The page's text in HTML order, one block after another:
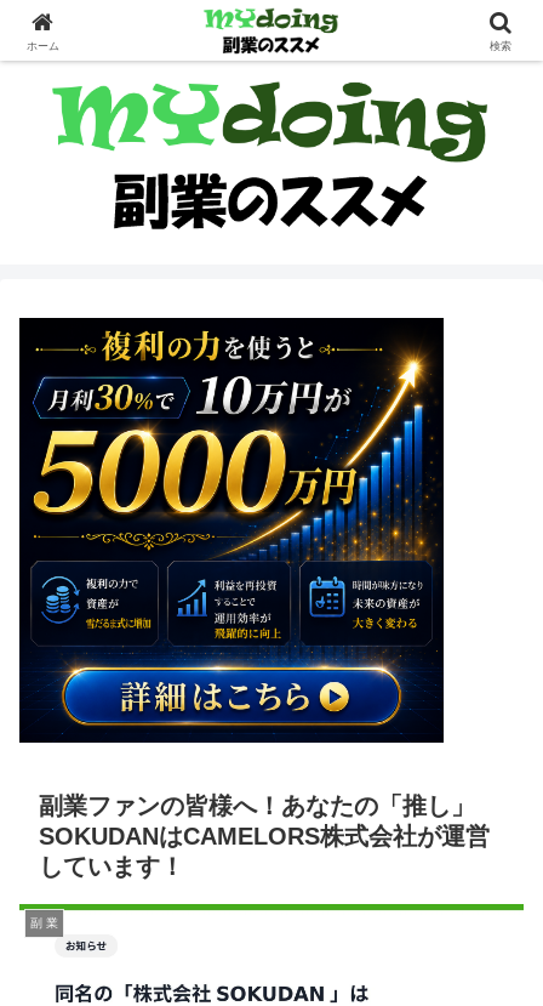
副業界隈
副業ファンの皆様へ！あなたの「推し」
SOKUDANはCAMELORS株式会社が運営
しています！
副 業
ホーム 検索